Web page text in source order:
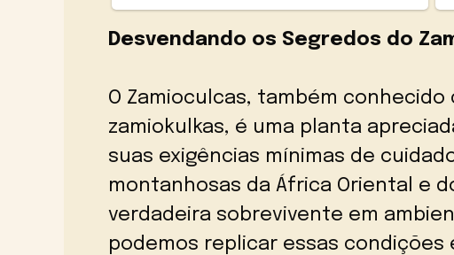
Desvendando os Segredos do
O Zamioculcas, também conhecido
zamiokulkas, é uma planta
suas exigências mínimas de
montanhosas da África Oriental e
verdadeira sobrevivente em
podemos replicar essas condições